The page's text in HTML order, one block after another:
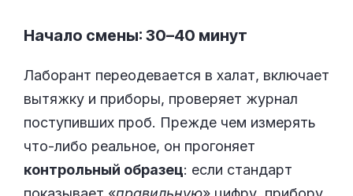
Начало смены: 30–40 минут
Лаборант переодевается в халат, включает
вытяжку и приборы, проверяет журнал
поступивших проб. Прежде чем измерять
что-либо реальное, он прогоняет
контрольный образец: если стандарт